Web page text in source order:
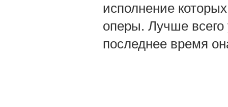
исполнение
оперы. Лучше всего
последнее время